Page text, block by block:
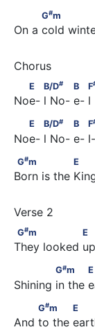
G
m
G#m
On a cold
E        B/D#
E B/D# B F
Noe- l No- e- l
E        B/D#
E B/D# B F
Noe- l No- e- l-
G#m
G#m E
Born is the
G#m
G#m E
They looked
G#m
G#m E
Shining in the
G
m
G#m E
And to the